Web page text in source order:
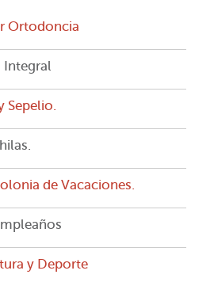
Ortodoncia
Integral
Sepelio.
de Vacaciones.
y Deporte